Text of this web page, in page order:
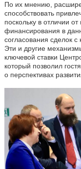
По их мнению,
способствовать
поскольку в отличии от
финансирования в
согласования сделок
Эти и другие
ключевой ставки
который позволил
о перспективах